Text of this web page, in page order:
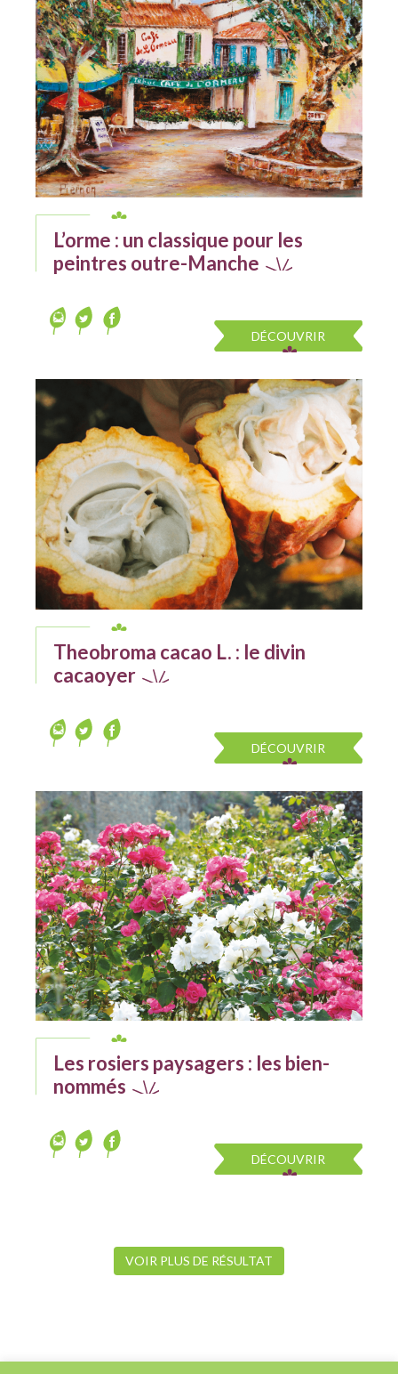
L’orme : un classique pour les
peintres outre-Manche
DÉCOUVRIR
Theobroma cacao L. : le divin
cacaoyer
DÉCOUVRIR
Les rosiers paysagers : les bien-
nommés
DÉCOUVRIR
VOIR PLUS DE RÉSULTAT